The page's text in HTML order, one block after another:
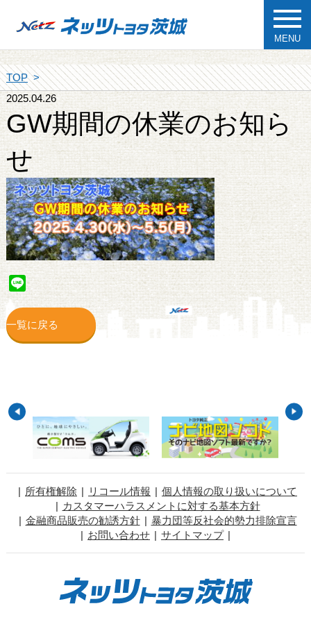
MENU
TOP
2025.04.26
GW期間の休業のお知ら
せ
Line
一覧に戻る
所有権解除 リコール情報
個人情報の取り扱いについて
カスタマーハラスメントに対する基本方針
金融商品販売の勧誘方針
暴力団等反社会的勢力排除宣言
お問い合わせ
サイトマップ